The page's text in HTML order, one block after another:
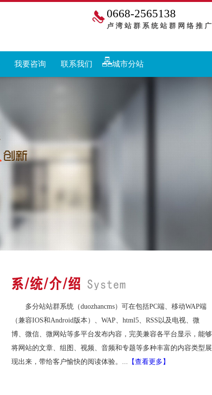
0668-2565138
卢湾站群系统站群网络推广
我要咨询 联系我们 城市分站
多分站站群系统（duozhancms）可在包括PC端、移动WAP端
（兼容IOS和Android版本）、WAP、html5、RSS以及电视、微
博、微信、微网站等多平台发布内容，完美兼容各平台显示，能够
将网站的文章、组图、视频、音频和专题等多种丰富的内容类型展
现出来，带给客户愉快的阅读体验。... 【查看更多】